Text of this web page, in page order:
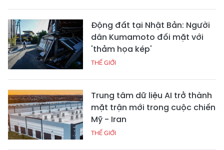
Động đất tại Nhật Bản: Người
dân Kumamoto đối mặt với
'thảm họa kép'
THẾ GIỚI
Trung tâm dữ liệu AI trở thành
mặt trận mới trong cuộc chiến
Mỹ - Iran
THẾ GIỚI